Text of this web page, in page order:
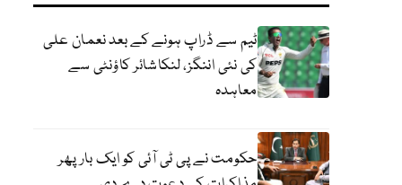
ٹیم سے ڈراپ ہونے کے بعد نعمان علی
کی نئی اننگز، لنکاشائر کاؤنٹی سے
معاہدہ
حکومت نے پی ٹی آئی کو ایک بارپھر